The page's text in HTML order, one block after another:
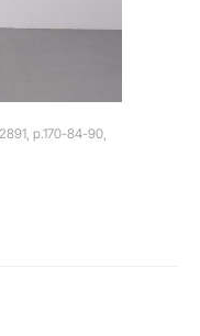
р.170-84-90,